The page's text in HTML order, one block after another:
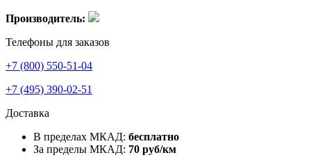
Производитель:
Телефоны для заказов
+7 (800) 550-51-04
+7 (495) 390-02-51
Доставка
В пределах МКАД: бесплатно
За пределы МКАД: 70 руб/км